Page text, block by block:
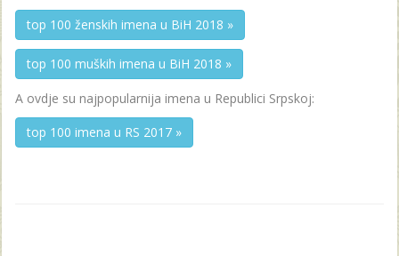
top 100 ženskih imena u BiH 2018 »
top 100 muških imena u BiH 2018 »
A ovdje su najpopularnija imena u Republici Srpskoj:
top 100 imena u RS 2017 »